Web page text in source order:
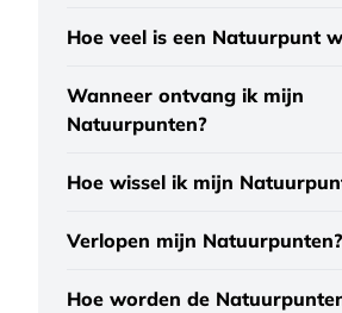
Hoe veel is een Natuurpunt
Wanneer ontvang ik mijn
Natuurpunten?
Hoe wissel ik mijn
Verlopen mijn Natuurpunten?
Hoe worden de